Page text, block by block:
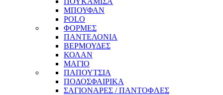
ΜΠΟΥΦΑΝ
POLO
ΦΟΡΜΕΣ
ΠΑΝΤΕΛΟΝΙΑ
ΒΕΡΜΟΥΔΕΣ
ΚΟΛΑΝ
ΜΑΓΙΟ
ΠΑΠΟΥΤΣΙΑ
ΠΟΔΟΣΦΑΙΡΙΚΑ
ΣΑΓΙΟΝΑΡΕΣ / ΠΑΝΤΟΦΛΕΣ